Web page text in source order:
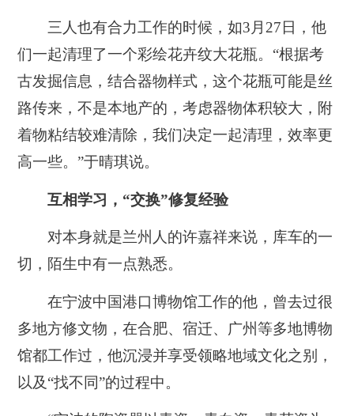
三人也有合力工作的时候，如3月27日，他
们一起清理了一个彩绘花卉纹大花瓶。“根据考
古发掘信息，结合器物样式，这个花瓶可能是丝
路传来，不是本地产的，考虑器物体积较大，附
着物粘结较难清除，我们决定一起清理，效率更
高一些。”于晴琪说。
互相学习，“交换”修复经验
对本身就是兰州人的许嘉祥来说，库车的一
切，陌生中有一点熟悉。
在宁波中国港口博物馆工作的他，曾去过很
多地方修文物，在合肥、宿迁、广州等多地博物
馆都工作过，他沉浸并享受领略地域文化之别，
以及“找不同”的过程中。